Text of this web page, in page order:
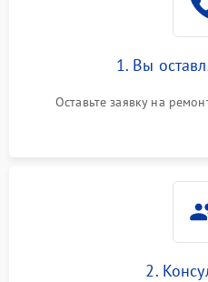
1. Вы
Оставьте заявку на
2.